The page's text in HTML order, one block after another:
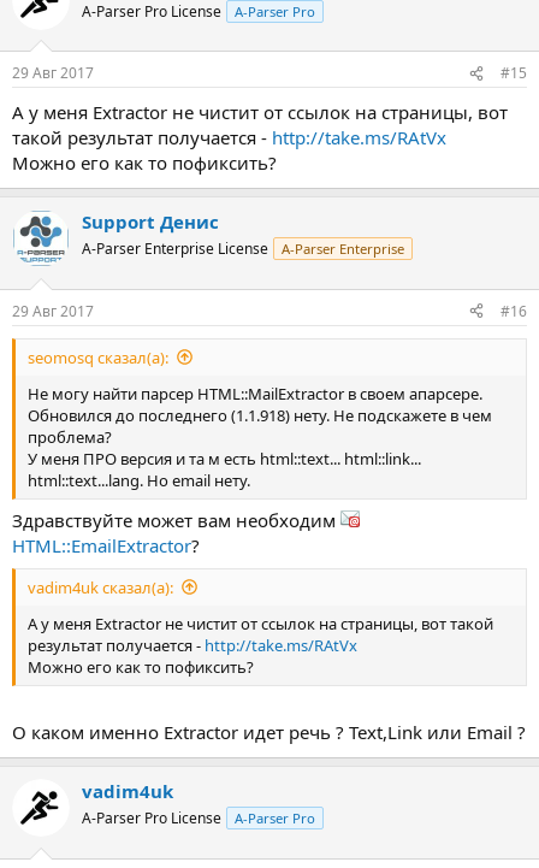
A-Parser Pro License A-Parser Pro
29 Авг 2017 #15
А у меня Extractor не чистит от ссылок на страницы, вот
такой результат получается - http://take.ms/RAtVx
Можно его как то пофиксить?
Support Денис
A-Parser Enterprise License A-Parser Enterprise
29 Авг 2017 #16
seomosq сказал(а):
Не могу найти парсер HTML::MailExtractor в своем апарсере.
Обновился до последнего (1.1.918) нету. Не подскажете в чем
проблема?
У меня ПРО версия и та м есть html::text... html::link...
html::text...lang. Но email нету.
Здравствуйте может вам необходим
HTML::EmailExtractor?
vadim4uk сказал(а):
А у меня Extractor не чистит от ссылок на страницы, вот такой
результат получается - http://take.ms/RAtVx
Можно его как то пофиксить?
О каком именно Extractor идет речь ? Text,Link или Email ?
vadim4uk
A-Parser Pro License A-Parser Pro